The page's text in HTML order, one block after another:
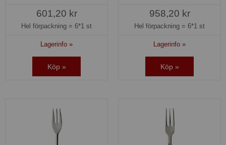
601,20 kr
Hel förpackning = 6*1 st
Lagerinfo »
Köp »
958,20 kr
Hel förpackning = 6*1 st
Lagerinfo »
Köp »